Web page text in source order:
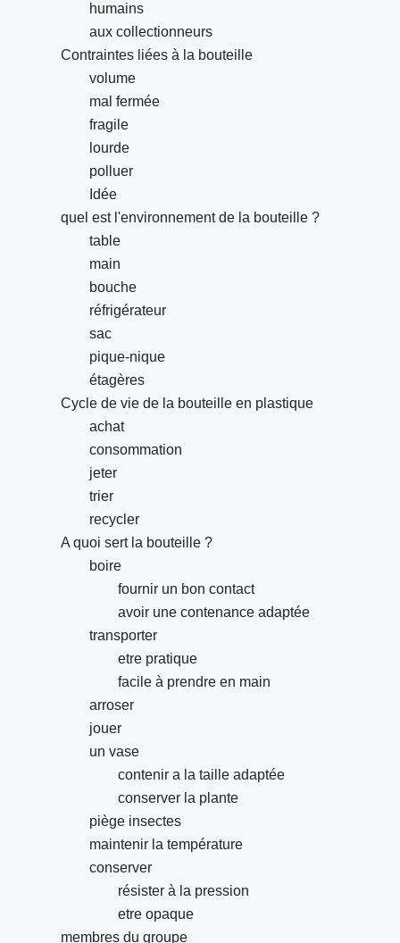
humains
aux collectionneurs
Contraintes liées à la bouteille
volume
mal fermée
fragile
lourde
polluer
Idée
quel est l'environnement de la bouteille ?
table
main
bouche
réfrigérateur
sac
pique-nique
étagères
Cycle de vie de la bouteille en plastique
achat
consommation
jeter
trier
recycler
A quoi sert la bouteille ?
boire
fournir un bon contact
avoir une contenance adaptée
transporter
etre pratique
facile à prendre en main
arroser
jouer
un vase
contenir a la taille adaptée
conserver la plante
piège insectes
maintenir la température
conserver
résister à la pression
etre opaque
membres du groupe